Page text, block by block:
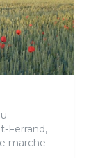
Ferrand,
marche